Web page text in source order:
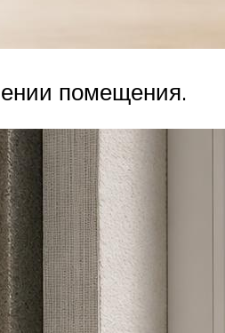
помещения.